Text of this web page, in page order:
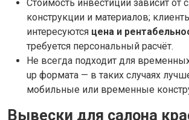
Стоимость инвестиции зависит от
конструкции и материалов;
интересуются цена и
требуется персональный расчёт.
Не всегда подходит для
up формата — в таких случаях
мобильные или временные
Вывески для салона